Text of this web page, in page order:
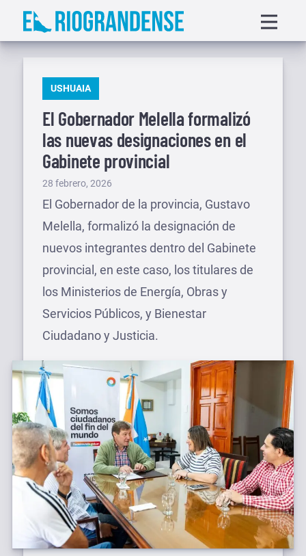
Saltar
menu
PUBLICADO
USHUAIA
El Gobernador Melella formalizó
las nuevas designaciones en el
Gabinete provincial
Publicado
el
28 febrero, 2026
El Gobernador de la provincia, Gustavo
Melella, formalizó la designación de
nuevos integrantes dentro del Gabinete
provincial, en este caso, los titulares de
los Ministerios de Energía, Obras y
Servicios Públicos, y Bienestar
Ciudadano y Justicia.